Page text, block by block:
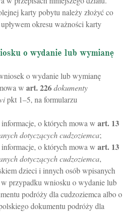
karty pobytu należy złożyć co
okresu ważności karty
o wydanie lub wymianę
o wydanie lub wymianę
w art.226dokumenty
pkt 1–5, na formularzu
o których mowa w art. 13
dotyczących cudzoziemca;
o których mowa w art. 13
dotyczących cudzoziemca,
dzieci i innych osób wpisanych
przypadku wniosku o wydanie lub
podróży dla cudzoziemca albo o
dokumentu podróży dla